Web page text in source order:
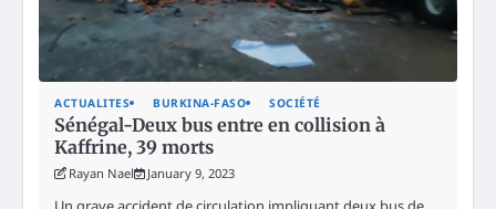
ACTUALITES BURKINA-FASO SOCIÉTÉ
Sénégal-Deux bus entre en collision à
Kaffrine, 39 morts
Rayan Nael January 9, 2023